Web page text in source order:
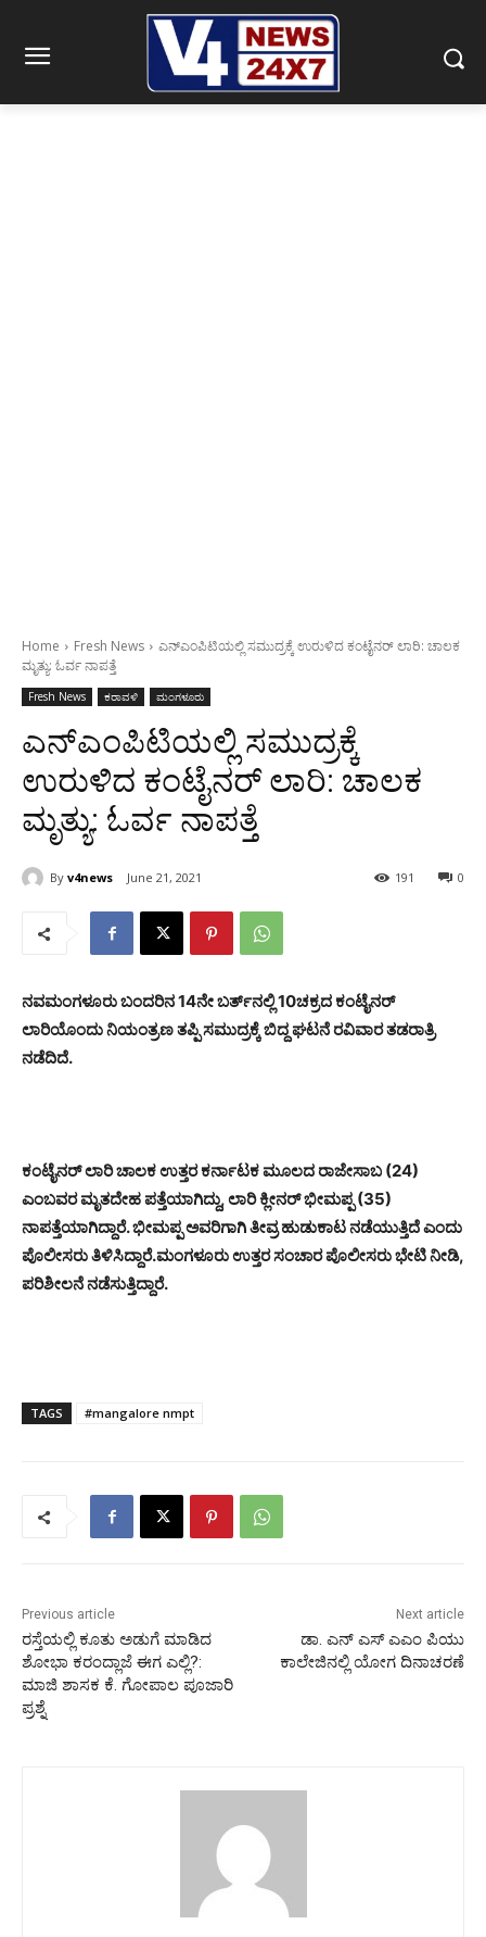
Home Fresh News
ಎನ್‌ಎಂಪಿಟಿಯಲ್ಲಿ ಸಮುದ್ರಕ್ಕೆ ಉರುಳಿದ ಕಂಟೈನರ್ ಲಾರಿ: ಚಾಲಕ
ಮೃತ್ಯು: ಓರ್ವ ನಾಪತ್ತೆ
Fresh News ಕರಾವಳಿ ಮಂಗಳೂರು
ಎನ್‌ಎಂಪಿಟಿಯಲ್ಲಿ ಸಮುದ್ರಕ್ಕೆ
ಉರುಳಿದ ಕಂಟೈನರ್ ಲಾರಿ: ಚಾಲಕ
ಮೃತ್ಯು: ಓರ್ವ ನಾಪತ್ತೆ
By v4news June 21, 2021 0
191
ನವಮಂಗಳೂರು ಬಂದರಿನ 14ನೇ ಬರ್ತ್‌ನಲ್ಲಿ 10ಚಕ್ರದ ಕಂಟೈನರ್
ಲಾರಿಯೊಂದು ನಿಯಂತ್ರಣ ತಪ್ಪಿ ಸಮುದ್ರಕ್ಕೆ ಬಿದ್ದ ಘಟನೆ ರವಿವಾರ ತಡರಾತ್ರಿ
ನಡೆದಿದೆ.
ಕಂಟೈನರ್ ಲಾರಿ ಚಾಲಕ ಉತ್ತರ ಕರ್ನಾಟಕ ಮೂಲದ ರಾಜೇಸಾಬ (24)
ಎಂಬವರ ಮೃತದೇಹ ಪತ್ತೆಯಾಗಿದ್ದು, ಲಾರಿ ಕ್ಲೀನರ್ ಭೀಮಪ್ಪ (35)
ನಾಪತ್ತೆಯಾಗಿದ್ದಾರೆ. ಭೀಮಪ್ಪ ಅವರಿಗಾಗಿ ತೀವ್ರ ಹುಡುಕಾಟ ನಡೆಯುತ್ತಿದೆ ಎಂದು
ಪೊಲೀಸರು ತಿಳಿಸಿದ್ದಾರೆ.ಮಂಗಳೂರು ಉತ್ತರ ಸಂಚಾರ ಪೊಲೀಸರು ಭೇಟಿ ನೀಡಿ,
ಪರಿಶೀಲನೆ ನಡೆಸುತ್ತಿದ್ದಾರೆ.
TAGS #mangalore nmpt
Previous article
ರಸ್ತೆಯಲ್ಲಿ ಕೂತು ಅಡುಗೆ ಮಾಡಿದ
ಶೋಭಾ ಕರಂದ್ಲಾಜೆ ಈಗ ಎಲ್ಲಿ?:
ಮಾಜಿ ಶಾಸಕ ಕೆ. ಗೋಪಾಲ ಪೂಜಾರಿ
ಪ್ರಶ್ನೆ
Next article
ಡಾ. ಎನ್‌ ಎಸ್‌ ಎಎಂ ಪಿಯು
ಕಾಲೇಜಿನಲ್ಲಿ ಯೋಗ ದಿನಾಚರಣೆ